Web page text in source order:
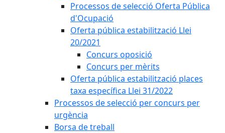
Processos de selecció Oferta Pública
d'Ocupació
Oferta pública estabilització Llei
20/2021
Concurs oposició
Concurs per mèrits
Oferta pública estabilització places
taxa específica Llei 31/2022
Processos de selecció per concurs per
urgència
Borsa de treball